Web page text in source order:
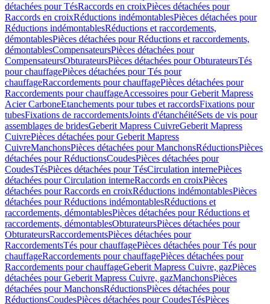
détachées pour TésRaccords en croixPièces détachées pour
Raccords en croixRéductions indémontablesPièces détachées pour
Réductions indémontablesRéductions et raccordements,
démontablesPièces détachées pour Réductions et raccordements,
démontablesCompensateursPièces détachées pour
CompensateursObturateursPièces détachées pour ObturateursTés
pour chauffagePièces détachées pour Tés pour
chauffageRaccordements pour chauffagePièces détachées pour
Raccordements pour chauffageAccessoires pour Geberit Mapress
Acier CarboneEtanchements pour tubes et raccordsFixations pour
tubesFixations de raccordementsJoints d'étanchéitéSets de vis pour
assemblages de bridesGeberit Mapress CuivreGeberit Mapress
CuivrePièces détachées pour Geberit Mapress
CuivreManchonsPièces détachées pour ManchonsRéductionsPièces
détachées pour RéductionsCoudesPièces détachées pour
CoudesTésPièces détachées pour TésCirculation internePièces
détachées pour Circulation interneRaccords en croixPièces
détachées pour Raccords en croixRéductions indémontablesPièces
détachées pour Réductions indémontablesRéductions et
raccordements, démontablesPièces détachées pour Réductions et
raccordements, démontablesObturateursPièces détachées pour
ObturateursRaccordementsPièces détachées pour
RaccordementsTés pour chauffagePièces détachées pour Tés pour
chauffageRaccordements pour chauffagePièces détachées pour
Raccordements pour chauffageGeberit Mapress Cuivre, gazPièces
détachées pour Geberit Mapress Cuivre, gazManchonsPièces
détachées pour ManchonsRéductionsPièces détachées pour
RéductionsCoudesPièces détachées pour CoudesTésPièces